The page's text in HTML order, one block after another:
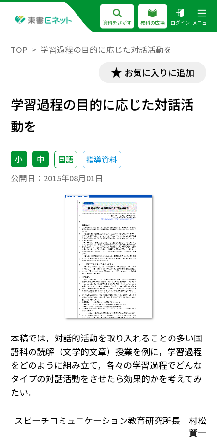
資料をさがす 教科の広場 ログイン メニュー
TOP 学習過程の目的に応じた対話活動を
お気に入りに追加
学習過程の目的に応じた対話活
動を
小 中 国語 指導資料
公開日： 2015年08月01日
本稿では，対話的活動を取り入れることの多い国
語科の読解（文学的文章）授業を例に，学習過程
をどのように組み立て，各々の学習過程でどんな
タイプの対話活動をさせたら効果的かを考えてみ
たい。
スピーチコミュニケーション教育研究所長 村松
賢一